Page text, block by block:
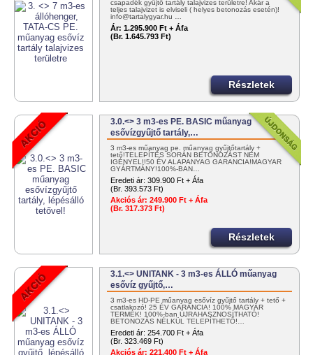
csapadék gyűjtő tartály talajvizes területre! Akár a
teljes talajvizet is elviseli ( helyes betonozás esetén)!
info@tartalygyar.hu …
Ár: 1.295.900 Ft + Áfa
(Br. 1.645.793 Ft)
Részletek
3.0.<> 3 m3-es PE. BASIC műanyag
esővízgyűjtő tartály,…
3 m3-es műanyag pe. műanyag gyűjtőtartály +
tető!TELEPÍTÉS SORÁN BETONOZÁST NEM
IGÉNYEL!!50 ÉV ALAPANYAG GARANCIA!MAGYAR
GYÁRTMÁNY!100%-BAN…
Eredeti ár: 309.900 Ft + Áfa
(Br. 393.573 Ft)
Akciós ár: 249.900 Ft + Áfa
(Br. 317.373 Ft)
Részletek
3.1.<> UNITANK - 3 m3-es ÁLLÓ műanyag
esővíz gyűjtő,…
3 m3-es HD-PE műanyag esővíz gyűjtő tartály + tető +
csatlakozó! 25 ÉV GARANCIA! 100% MAGYAR
TERMÉK! 100%-ban ÚJRAHASZNOSÍTHATÓ!
BETONOZÁS NÉLKÜL TELEPÍTHETŐ!…
Eredeti ár: 254.700 Ft + Áfa
(Br. 323.469 Ft)
Akciós ár: 221.400 Ft + Áfa